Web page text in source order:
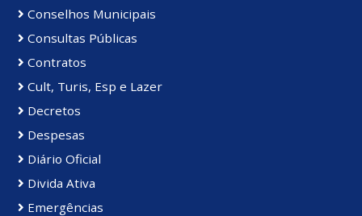
Conselhos Municipais
Consultas Públicas
Contratos
Cult, Turis, Esp e Lazer
Decretos
Despesas
Diário Oficial
Divida Ativa
Emergências